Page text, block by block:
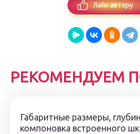
Лайк автору
РЕКОМЕНДУЕМ
Габаритные размеры,
компоновка встроенного